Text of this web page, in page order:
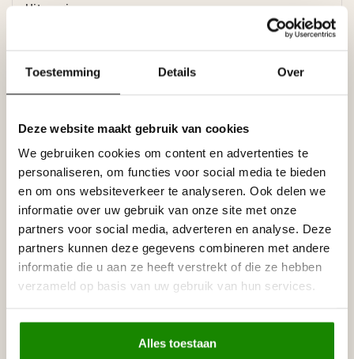
Toestemming Details Over
Deze website maakt gebruik van cookies
We gebruiken cookies om content en advertenties te
personaliseren, om functies voor social media te bieden
en om ons websiteverkeer te analyseren. Ook delen we
informatie over uw gebruik van onze site met onze
partners voor social media, adverteren en analyse. Deze
partners kunnen deze gegevens combineren met andere
informatie die u aan ze heeft verstrekt of die ze hebben
verzameld op basis van uw gebruik van hun services.
Alles toestaan
Uitvoering
- Lijmen met : Adefix lijm, lijmverbruik: 4 - 5 meter lijst per
- Afwerking : Voorgeschilderd met watergedragen primer,
overschilderbaar met alle verven op waterbasis, zoals
Specificaties
Leverancier
Reviews
Gerelateerde producten